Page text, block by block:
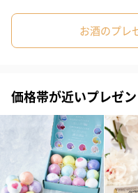
花束ハンドタオル（ピ
ンク）（1,760円）
キャンドル・お香
キャンドル・お香を同梱し
お酒のプレ
価格帯が近いプレゼ